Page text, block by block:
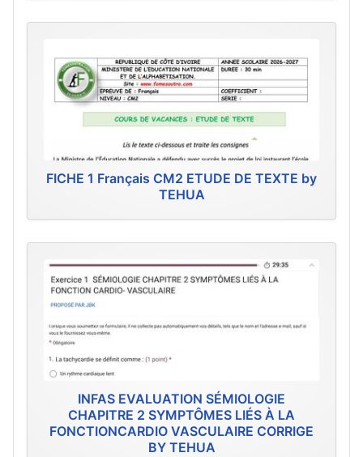
FICHE 1 Français CM2 ETUDE DE TEXTE by
TEHUA
INFAS EVALUATION SÉMIOLOGIE
CHAPITRE 2 SYMPTÔMES LIÉS À LA
FONCTIONCARDIO VASCULAIRE CORRIGE
BY TEHUA